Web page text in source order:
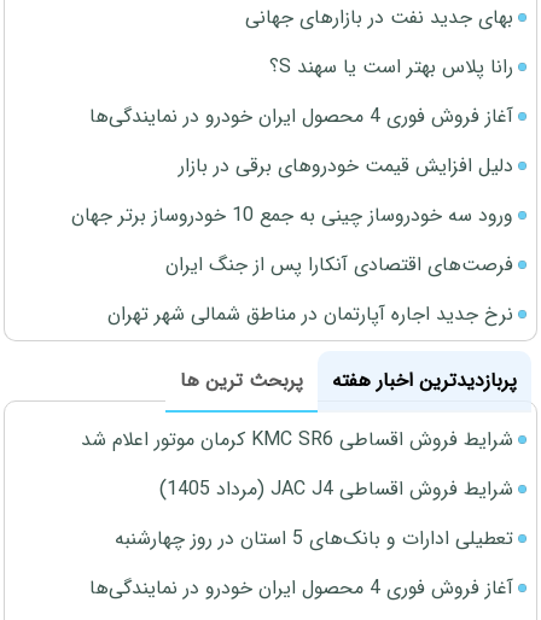
بهای جدید نفت در بازارهای جهانی
رانا پلاس بهتر است یا سهند S؟
آغاز فروش فوری 4 محصول ایران خودرو در نمایندگی‌ها
دلیل افزایش قیمت خودروهای برقی در بازار
ورود سه خودروساز چینی به جمع 10 خودروساز برتر جهان
فرصت‌های اقتصادی آنکارا پس از جنگ ایران
نرخ جدید اجاره آپارتمان در مناطق شمالی شهر تهران
پربازدیدترین اخبار هفته
پربحث ترین ها
شرایط فروش اقساطی KMC SR6 کرمان موتور اعلام شد
شرایط فروش اقساطی JAC J4 (مرداد 1405)
تعطیلی ادارات و بانک‌های 5 استان در روز چهارشنبه
آغاز فروش فوری 4 محصول ایران خودرو در نمایندگی‌ها